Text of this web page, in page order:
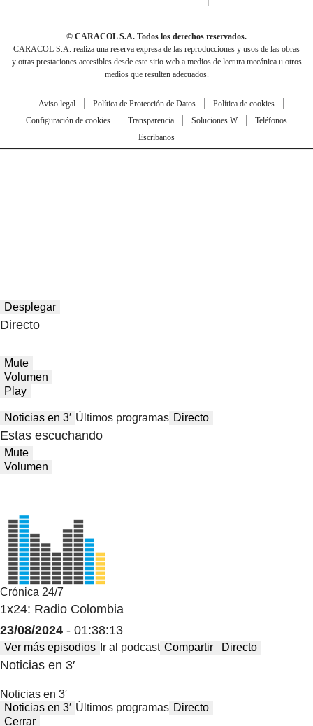
© CARACOL S.A. Todos los derechos reservados.
CARACOL S.A. realiza una reserva expresa de las reproducciones y usos de las obras
y otras prestaciones accesibles desde este sitio web a medios de lectura mecánica u otros
medios que resulten adecuados.
Aviso legal Política de Protección de Datos
Política de cookies
Configuración de cookies
Transparencia Soluciones W
Teléfonos
Escríbanos
Desplegar
Directo
Mute
Volumen
Play
Noticias en 3′ Últimos programas Directo
Estas escuchando
Mute
Volumen
Crónica 24/7
1x24: Radio Colombia
23/08/2024 - 01:38:13
Ver más episodios Ir al podcast Compartir Directo
Noticias en 3′
Noticias en 3′
Noticias en 3′ Últimos programas Directo
Cerrar